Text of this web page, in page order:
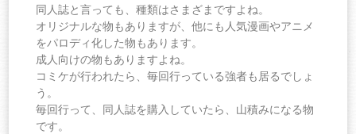
同人誌と言っても、種類はさまざまですよね。
オリジナルな物もありますが、他にも人気漫画やアニメ
をパロディ化した物もあります。
成人向けの物もありますよね。
コミケが行われたら、毎回行っている強者も居るでしょ
う。
毎回行って、同人誌を購入していたら、山積みになる物
です。